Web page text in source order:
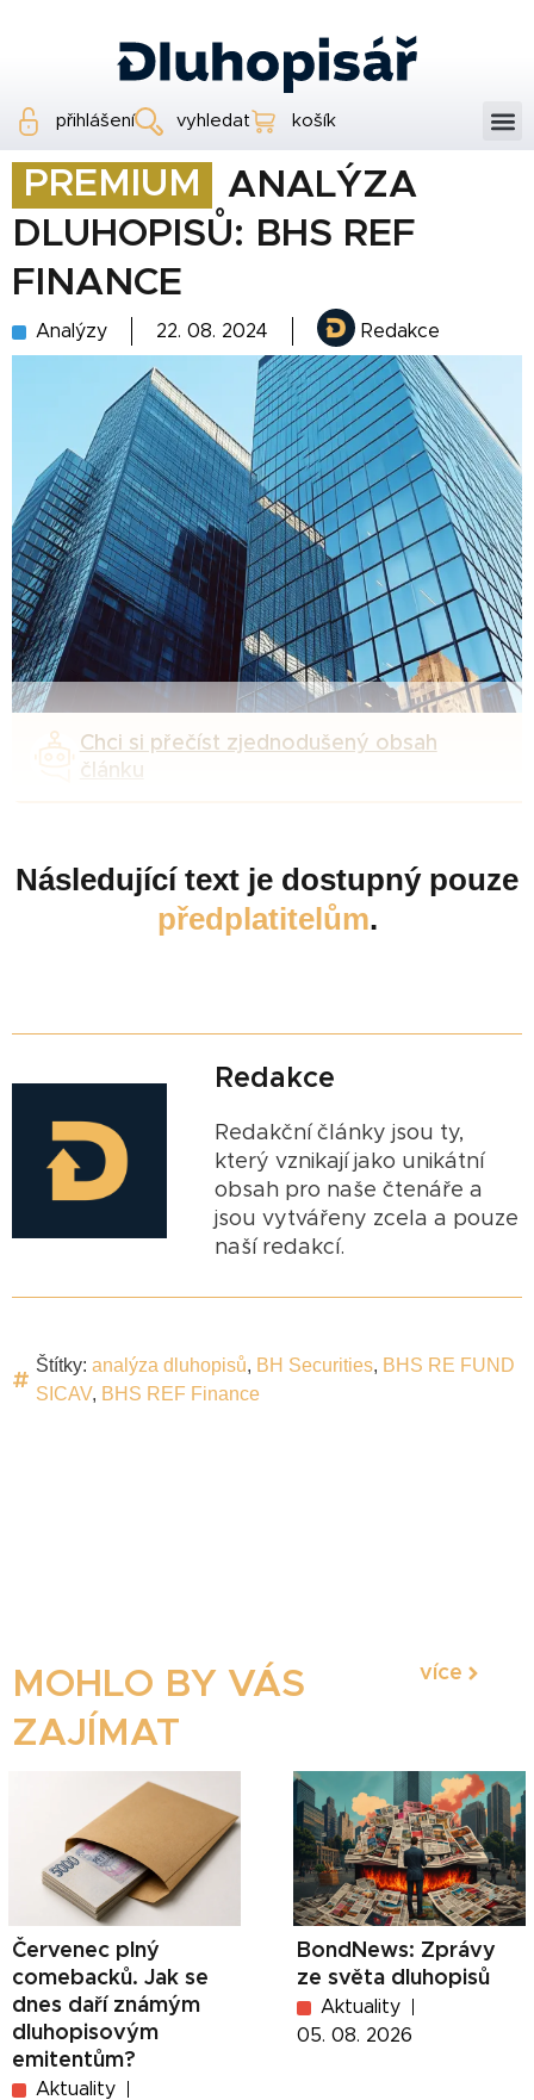
přihlášení vyhledat košík
PREMIUM
ANALÝZA
DLUHOPISŮ: BHS REF
FINANCE
Analýzy 22. 08. 2024 Redakce
Chci si přečíst zjednodušený obsah
článku
Následující text je dostupný pouze
předplatitelům.
Redakce
Redakční články jsou ty,
který vznikají jako unikátní
obsah pro naše čtenáře a
jsou vytvářeny zcela a pouze
naší redakcí.
Štítky: analýza dluhopisů, BH Securities, BHS RE FUND
SICAV, BHS REF Finance
MOHLO BY VÁS
ZAJÍMAT
více
Červenec plný
comebacků. Jak se
dnes daří známým
dluhopisovým
emitentům?
Aktuality
BondNews: Zprávy
ze světa dluhopisů
Aktuality
05. 08. 2026